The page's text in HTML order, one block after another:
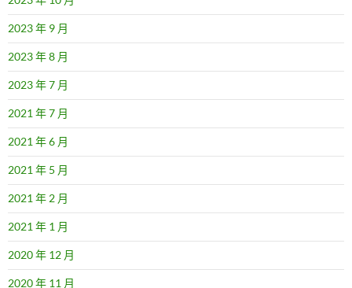
2023 年 9 月
2023 年 8 月
2023 年 7 月
2021 年 7 月
2021 年 6 月
2021 年 5 月
2021 年 2 月
2021 年 1 月
2020 年 12 月
2020 年 11 月